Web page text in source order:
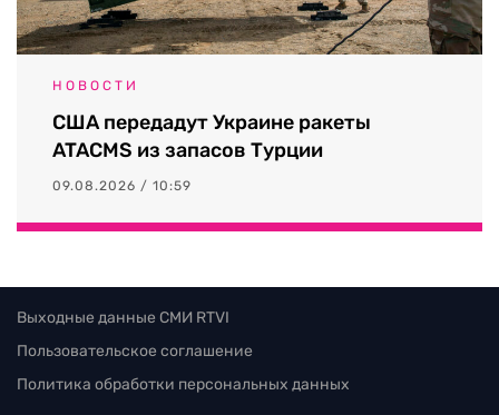
НОВОСТИ
США передадут Украине ракеты
ATACMS из запасов Турции
09.08.2026 / 10:59
Выходные данные СМИ RTVI
Пользовательское соглашение
Политика обработки персональных данных